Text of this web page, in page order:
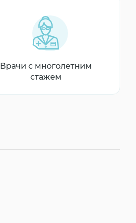
Врачи с многолетним
стажем